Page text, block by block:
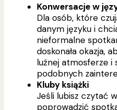
Konwersacje w
Dla osób, które
danym języku i
nieformalne
doskonała okazja,
luźnej atmosferze i
podobnych
Kluby książki
Jeśli lubisz czytać
poprowadzić